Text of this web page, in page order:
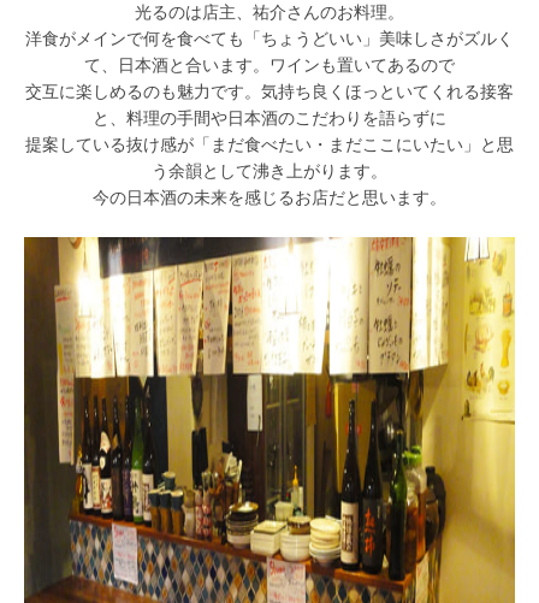
光るのは店主、祐介さんのお料理。
洋食がメインで何を食べても「ちょうどいい」美味しさがズルく
て、日本酒と合います。ワインも置いてあるので
交互に楽しめるのも魅力です。気持ち良くほっといてくれる接客
と、料理の手間や日本酒のこだわりを語らずに
提案している抜け感が「まだ食べたい・まだここにいたい」と思
う余韻として沸き上がります。
今の日本酒の未来を感じるお店だと思います。